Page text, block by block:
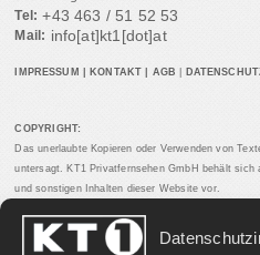
Tel: +43 463 / 51 52 53
Mail: info[at]kt1[dot]at
IMPRESSUM KONTAKT AGB
COPYRIGHT:
Das unerlaubte Kopieren oder Verwenden von
untersagt. KT1 Privatfernsehen GmbH behält sich
und sonstigen Inhalten dieser Website vor.
PARTNERLINKS: